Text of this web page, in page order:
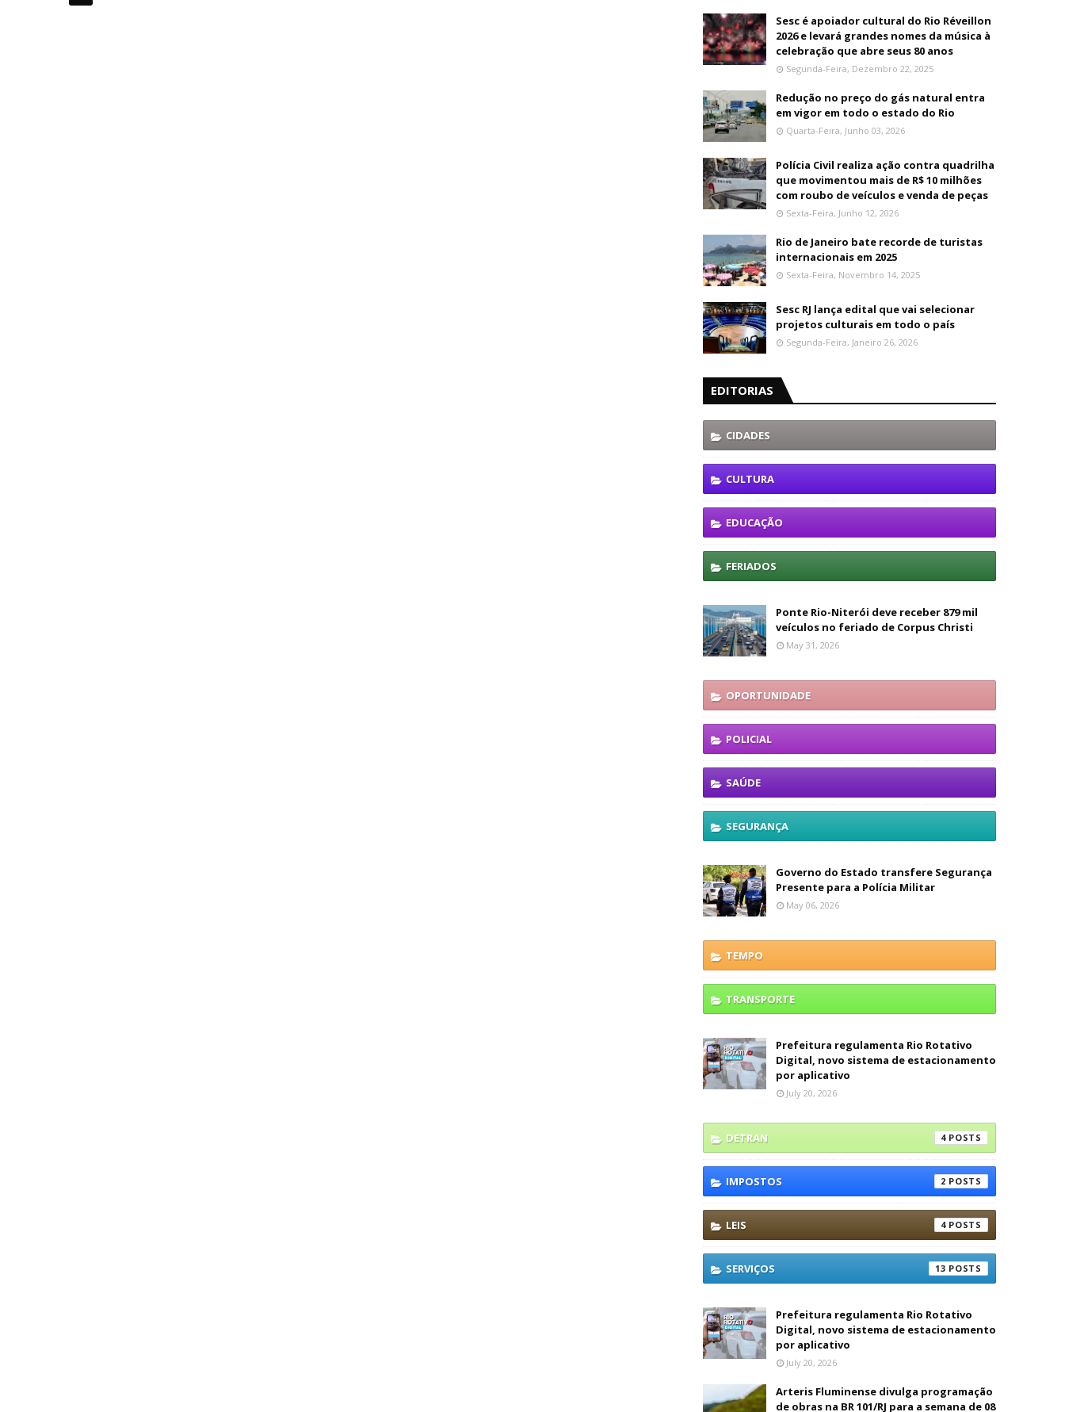
Sesc é apoiador cultural do Rio Réveillon
2026 e levará grandes nomes da música à
celebração que abre seus 80 anos
Segunda-Feira, Dezembro 22, 2025
Redução no preço do gás natural entra
em vigor em todo o estado do Rio
Quarta-Feira, Junho 03, 2026
Polícia Civil realiza ação contra quadrilha
que movimentou mais de R$ 10 milhões
com roubo de veículos e venda de peças
Sexta-Feira, Junho 12, 2026
Rio de Janeiro bate recorde de turistas
internacionais em 2025
Sexta-Feira, Novembro 14, 2025
Sesc RJ lança edital que vai selecionar
projetos culturais em todo o país
Segunda-Feira, Janeiro 26, 2026
EDITORIAS
CIDADES
CULTURA
EDUCAÇÃO
FERIADOS
Ponte Rio-Niterói deve receber 879 mil
veículos no feriado de Corpus Christi
May 31, 2026
OPORTUNIDADE
POLICIAL
SAÚDE
SEGURANÇA
Governo do Estado transfere Segurança
Presente para a Polícia Militar
May 06, 2026
TEMPO
TRANSPORTE
Prefeitura regulamenta Rio Rotativo
Digital, novo sistema de estacionamento
por aplicativo
July 20, 2026
DETRAN 4
IMPOSTOS 2
LEIS 4
SERVIÇOS 13
Prefeitura regulamenta Rio Rotativo
Digital, novo sistema de estacionamento
por aplicativo
July 20, 2026
Arteris Fluminense divulga programação
de obras na BR 101/RJ para a semana de 08